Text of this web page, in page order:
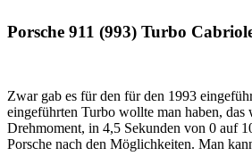
Porsche 911 (993) Turbo
Zwar gab es für den für den 1993
eingeführten Turbo wollte man haben,
Drehmoment, in 4,5 Sekunden von 0 auf
Porsche nach den Möglichkeiten. Man